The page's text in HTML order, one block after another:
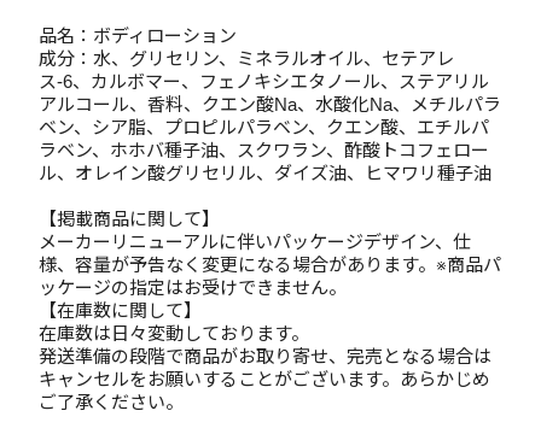
品名：ボディローション
成分：水、グリセリン、ミネラルオイル、セテアレ
ス-6、カルボマー、フェノキシエタノール、ステアリル
アルコール、香料、クエン酸Na、水酸化Na、メチルパラ
ベン、シア脂、プロピルパラベン、クエン酸、エチルパ
ラベン、ホホバ種子油、スクワラン、酢酸トコフェロー
ル、オレイン酸グリセリル、ダイズ油、ヒマワリ種子油
【掲載商品に関して】
メーカーリニューアルに伴いパッケージデザイン、仕
様、容量が予告なく変更になる場合があります。※商品パ
ッケージの指定はお受けできません。
【在庫数に関して】
在庫数は日々変動しております。
発送準備の段階で商品がお取り寄せ、完売となる場合は
キャンセルをお願いすることがございます。あらかじめ
ご了承ください。